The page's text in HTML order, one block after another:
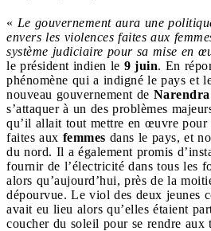
« Le gouvernement aura une
envers les violences faites aux
système judiciaire pour sa mise en
le président indien le 9 juin. En
phénomène qui a indigné le pays et
nouveau gouvernement de
s’attaquer à un des problèmes
qu’il allait tout mettre en œuvre pour
faites aux femmes dans le pays, et
du nord. Il a également promis
fournir de l’électricité dans tous les
alors qu’aujourd’hui, près de la
dépourvue. Le viol des deux jeunes
avait eu lieu alors qu’elles étaient
coucher du soleil pour se rendre aux